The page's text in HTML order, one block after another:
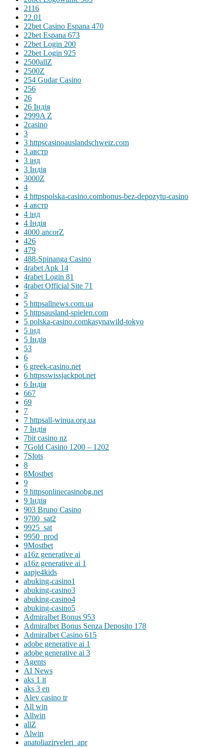
2116
22.01
22bet Casino Espana 470
22bet Espana 673
22bet Login 200
22bet Login 925
2500allZ
2500Z
254 Gudar Casino
256
26
26 Індія
2999A Z
2casino
3
3 httpscasinoauslandschweiz.com
3 австр
3 інд
3 Індія
3000Z
4
4 httpspolska-casino.combonus-bez-depozytu-casino
4 австр
4 інд
4 Індія
4000 ancorZ
426
479
488-Spinanga Casino
4rabet Apk 14
4rabet Login 81
4rabet Official Site 71
5
5 httpsallnews.com.ua
5 httpsausland-spielen.com
5 polska-casino.comkasynawild-tokyo
5 інд
5 Індія
53
6
6 greek-casino.net
6 httpsswissjackpot.net
6 Індія
667
69
7
7 httpsall-winua.org.ua
7 Індія
7bit casino nz
7Gold Casino 1200 – 1202
7Slots
8
8Mostbet
9
9 httpsonlinecasinobg.net
9 Індія
903 Bruno Casino
9700_sat2
9925_sat
9950_prod
9Mostbet
a16z generative ai
a16z generative ai 1
aapje4kids
abuking-casino1
abuking-casino3
abuking-casino4
abuking-casino5
Admiralbet Bonus 953
Admiralbet Bonus Senza Deposito 178
Admiralbet Casino 615
adobe generative ai 1
adobe generative ai 3
Agents
AI News
aks 1 it
aks 3 en
Alev casino tr
All win
Allwin
allZ
Alwin
anatoliazirveleri_apr